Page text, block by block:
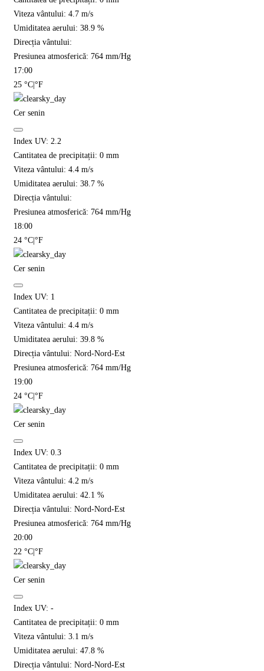
Viteza vântului: 4.7 m/s
Umiditatea aerului: 38.9 %
Direcția vântului:
Presiunea atmosferică: 764 mm/Hg
17:00
25 °C °F
Cer senin
Index UV: 2.2
Cantitatea de precipitații: 0 mm
Viteza vântului: 4.4 m/s
Umiditatea aerului: 38.7 %
Direcția vântului:
Presiunea atmosferică: 764 mm/Hg
18:00
24 °C °F
Cer senin
Index UV: 1
Cantitatea de precipitații: 0 mm
Viteza vântului: 4.4 m/s
Umiditatea aerului: 39.8 %
Direcția vântului: Nord-Nord-Est
Presiunea atmosferică: 764 mm/Hg
19:00
24 °C °F
Cer senin
Index UV: 0.3
Cantitatea de precipitații: 0 mm
Viteza vântului: 4.2 m/s
Umiditatea aerului: 42.1 %
Direcția vântului: Nord-Nord-Est
Presiunea atmosferică: 764 mm/Hg
20:00
22 °C °F
Cer senin
Index UV: -
Cantitatea de precipitații: 0 mm
Viteza vântului: 3.1 m/s
Umiditatea aerului: 47.8 %
Direcția vântului: Nord-Nord-Est